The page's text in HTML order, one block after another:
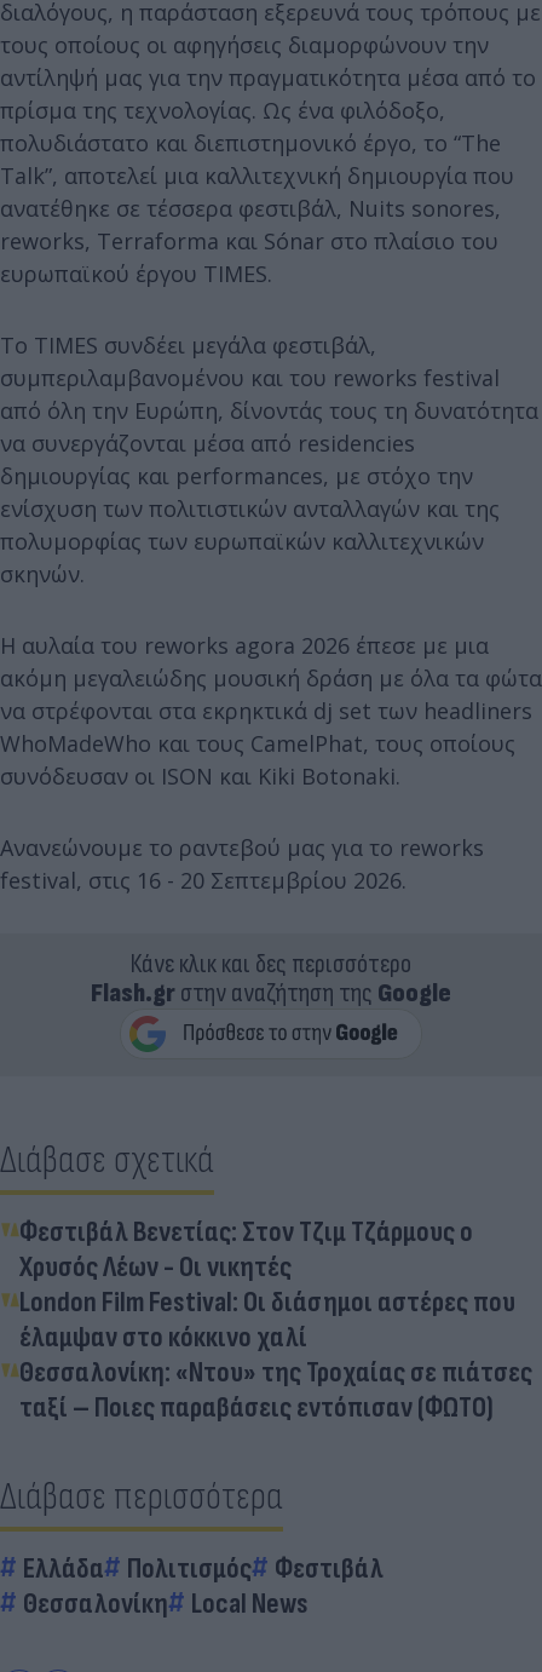
διαλόγους, η παράσταση εξερευνά τους τρόπους με
τους οποίους οι αφηγήσεις διαμορφώνουν την
αντίληψή μας για την πραγματικότητα μέσα από το
πρίσμα της τεχνολογίας. Ως ένα φιλόδοξο,
πολυδιάστατο και διεπιστημονικό έργο, το “The
Talk”, αποτελεί μια καλλιτεχνική δημιουργία που
ανατέθηκε σε τέσσερα φεστιβάλ, Nuits sonores,
reworks, Terraforma και Sónar στο πλαίσιο του
ευρωπαϊκού έργου TIMES.
Το TIMES συνδέει μεγάλα φεστιβάλ,
συμπεριλαμβανομένου και του reworks festival
από όλη την Ευρώπη, δίνοντάς τους τη δυνατότητα
να συνεργάζονται μέσα από residencies
δημιουργίας και performances, με στόχο την
ενίσχυση των πολιτιστικών ανταλλαγών και της
πολυμορφίας των ευρωπαϊκών καλλιτεχνικών
σκηνών.
Η αυλαία του reworks agora 2026 έπεσε με μια
ακόμη μεγαλειώδης μουσική δράση με όλα τα φώτα
να στρέφονται στα εκρηκτικά dj set των headliners
WhoMadeWho και τους CamelPhat, τους οποίους
συνόδευσαν οι ISON και Kiki Botonaki.
Ανανεώνουμε το ραντεβού μας για το reworks
festival, στις 16 - 20 Σεπτεμβρίου 2026.
Κάνε κλικ και δες περισσότερο
Flash.grστην αναζήτηση της Google
Διάβασε σχετικά
Φεστιβάλ Βενετίας: Στον Τζιμ Τζάρμους ο
Χρυσός Λέων - Οι νικητές
London Film Festival: Οι διάσημοι αστέρες που
έλαμψαν στο κόκκινο χαλί
Θεσσαλονίκη: «Ντου» της Τροχαίας σε πιάτσες
ταξί – Ποιες παραβάσεις εντόπισαν (ΦΩΤΟ)
Διάβασε περισσότερα
Ελλάδα Πολιτισμός
Φεστιβάλ
Θεσσαλονίκη
Local News